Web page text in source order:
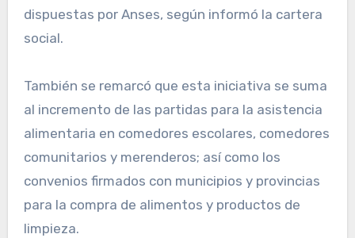
dispuestas por Anses, según informó la cartera
social.
También se remarcó que esta iniciativa se suma
al incremento de las partidas para la asistencia
alimentaria en comedores escolares, comedores
comunitarios y merenderos; así como los
convenios firmados con municipios y provincias
para la compra de alimentos y productos de
limpieza.